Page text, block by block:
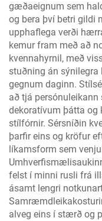
gæðaeignum sem
og bera því betri gildi
upphaflega verði
kemur fram með að
kvennahyrnil, með
stuðning án
gegnum daginn.
að tjá
dekoratívum þátta og
stílfórnir. Sérsníðin
þarfir eins og kröfur
líkamsform sem
felst í minni rusli frá
ásamt lengri
alveg eins í stærð og